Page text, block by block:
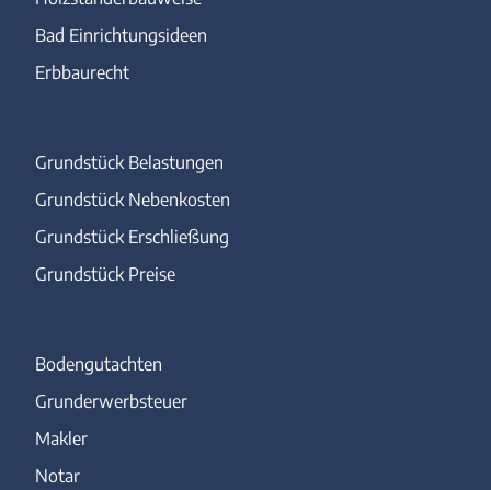
Bad Einrichtungsideen
Erbbaurecht
Grundstück Belastungen
Grundstück Nebenkosten
Grundstück Erschließung
Grundstück Preise
Bodengutachten
Grunderwerbsteuer
Makler
Notar